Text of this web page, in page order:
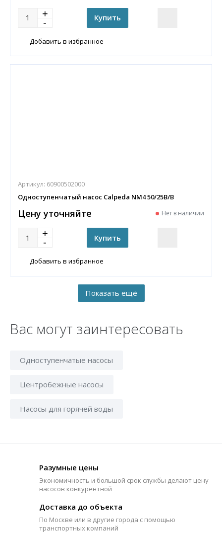
Добавить в избранное
Артикул: 60900502000
Одноступенчатый насос Calpeda NM4 50/25B/B
Цену уточняйте Нет в наличии
Добавить в избранное
Вас могут заинтересовать
Одноступенчатые насосы
Центробежные насосы
Насосы для горячей воды
Разумные цены
Экономичность и большой срок службы делают цену
насосов конкурентной
Доставка до объекта
По Москве или в другие города с помощью
транспортных компаний